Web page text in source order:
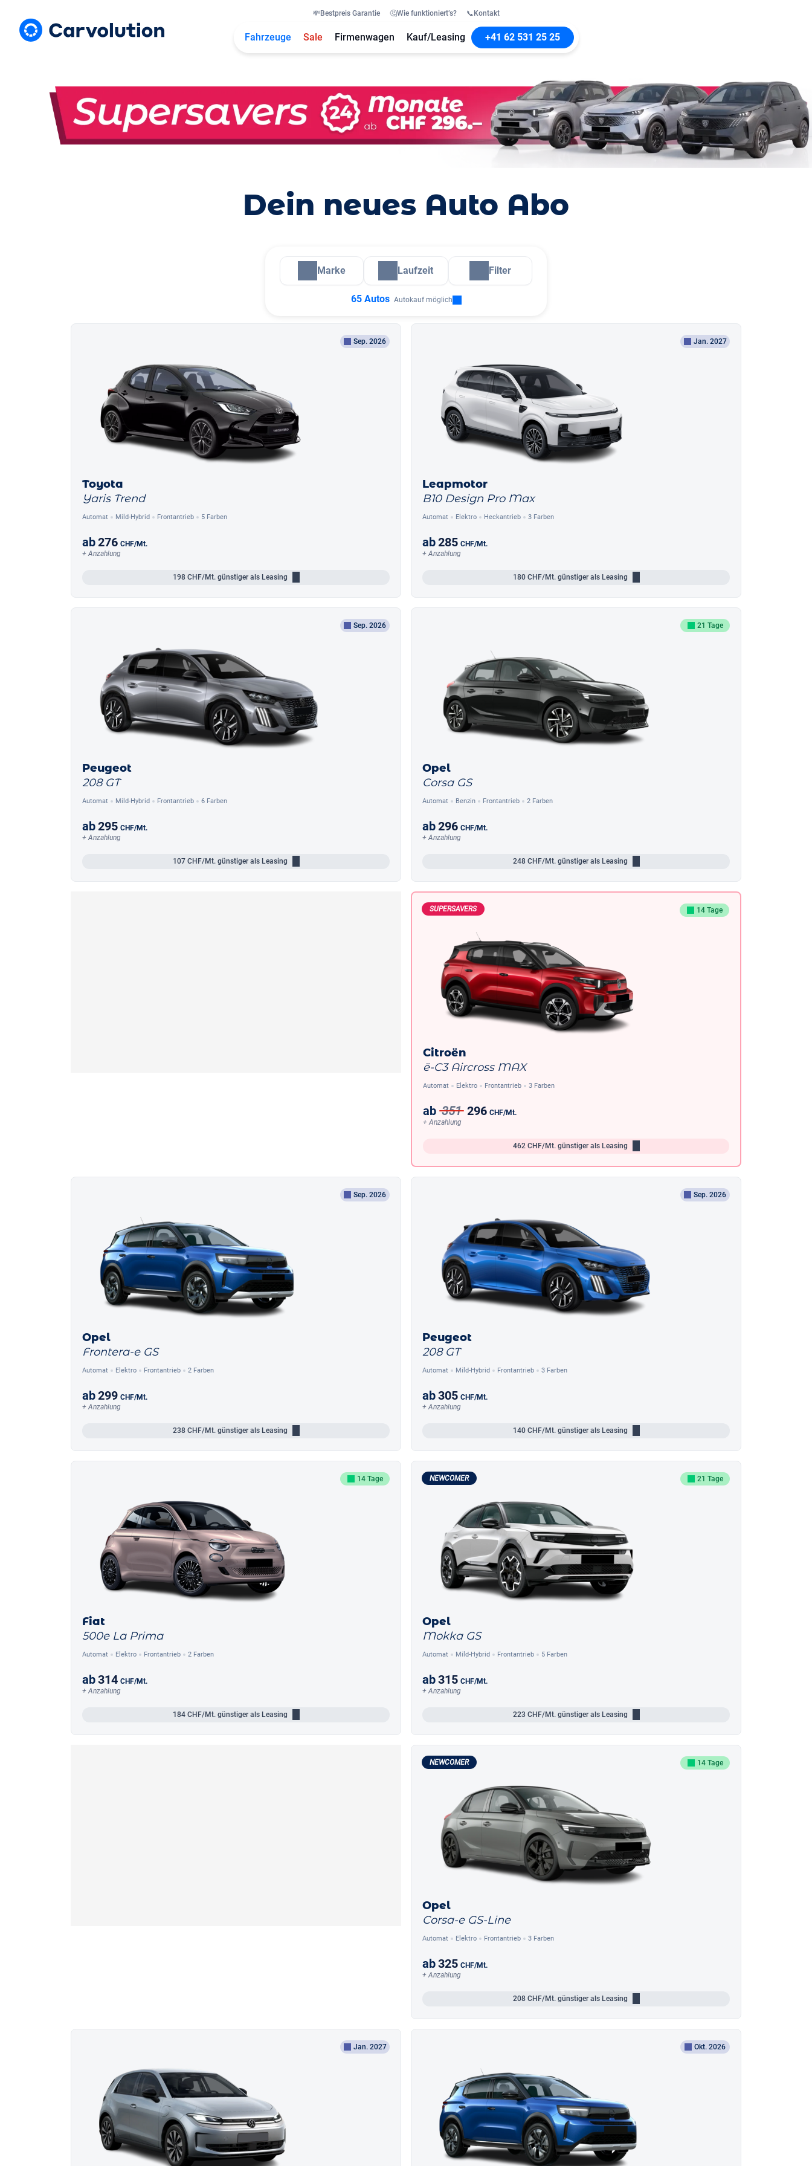
💸Bestpreis Garantie 🤔Wie funktioniert’s? 📞 Kontakt
Fahrzeuge Sale Firmenwagen Kauf/Leasing +41 62 531 25 25
Dein neues Auto Abo
Marke Laufzeit Filter
65 Autos Autokauf möglich
Sep. 2026
Toyota
Yaris Trend
Automat Mild-Hybrid Frontantrieb 5 Farben
ab276 CHF/Mt.
+ Anzahlung
198 CHF/Mt.günstiger als Leasing
Jan. 2027
Leapmotor
B10 Design Pro Max
Automat Elektro Heckantrieb 3 Farben
ab285 CHF/Mt.
+ Anzahlung
180 CHF/Mt.günstiger als Leasing
Sep. 2026
Peugeot
208 GT
Automat Mild-Hybrid Frontantrieb 6 Farben
ab295 CHF/Mt.
+ Anzahlung
107 CHF/Mt.günstiger als Leasing
21 Tage
Opel
Corsa GS
Automat Benzin Frontantrieb 2 Farben
ab296 CHF/Mt.
+ Anzahlung
248 CHF/Mt.günstiger als Leasing
SUPERSAVERS 14 Tage
Citroën
ë-C3 Aircross MAX
Automat Elektro Frontantrieb 3 Farben
ab 351 296 CHF/Mt.
+ Anzahlung
462 CHF/Mt.günstiger als Leasing
Sep. 2026
Opel
Frontera-e GS
Automat Elektro Frontantrieb 2 Farben
ab299 CHF/Mt.
+ Anzahlung
238 CHF/Mt.günstiger als Leasing
Sep. 2026
Peugeot
208 GT
Automat Mild-Hybrid Frontantrieb 3 Farben
ab305 CHF/Mt.
+ Anzahlung
140 CHF/Mt.günstiger als Leasing
14 Tage
Fiat
500e La Prima
Automat Elektro Frontantrieb 2 Farben
ab314 CHF/Mt.
+ Anzahlung
184 CHF/Mt.günstiger als Leasing
NEWCOMER 21 Tage
Opel
Mokka GS
Automat Mild-Hybrid Frontantrieb 5 Farben
ab315 CHF/Mt.
+ Anzahlung
223 CHF/Mt.günstiger als Leasing
NEWCOMER 14 Tage
Opel
Corsa-e GS-Line
Automat Elektro Frontantrieb 3 Farben
ab325 CHF/Mt.
+ Anzahlung
208 CHF/Mt.günstiger als Leasing
Jan. 2027 Okt. 2026